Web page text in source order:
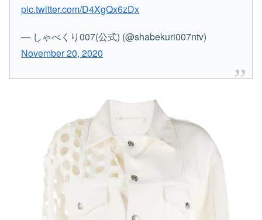
pic.twitter.com/D4XgQx6zDx
— しゃべくり007(公式) (@shabekuri007ntv)
November 20, 2020